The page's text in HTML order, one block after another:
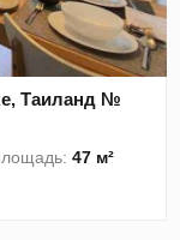
Таиланд №
47 м²